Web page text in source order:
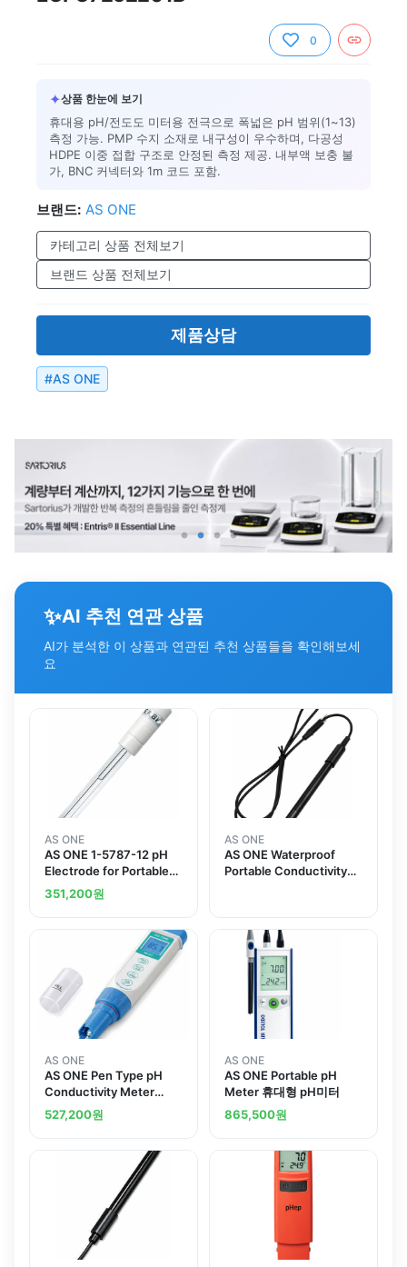
0
✦상품 한눈에 보기
휴대용 pH/전도도 미터용 전극으로 폭넓은 pH 범위(1~13)
측정 가능. PMP 수지 소재로 내구성이 우수하며, 다공성
HDPE 이중 접합 구조로 안정된 측정 제공. 내부액 보충 불
가, BNC 커넥터와 1m 코드 포함.
브랜드: AS ONE
카테고리 상품 전체보기
브랜드 상품 전체보기
제품상담
#AS ONE
✨AI 추천 연관 상품
AI가 분석한 이 상품과 연관된 추천 상품들을 확인해보세
요
AS ONE
AS ONE 1-5787-12 pH
Electrode for Portable
pH Conductivity Meter
ECFC7252201B
351,200원
AS ONE
AS ONE Waterproof
Portable Conductivity
AS ONE
AS ONE Pen Type pH
Conductivity Meter
MPC70
527,200원
AS ONE
AS ONE Portable pH
Meter 휴대형 pH미터
865,500원